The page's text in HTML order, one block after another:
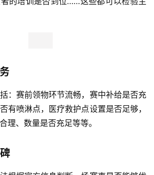
：赛前领物环节流畅，赛中补给是否充
有喷淋点，医疗救护点设置是否足够，
理、数量是否充足等等。